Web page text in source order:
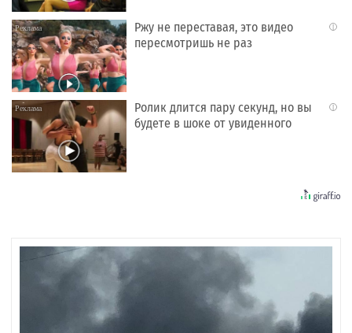
i
Ржу не переставая, это видео
пересмотришь не раз
i
Ролик длится пару секунд, но вы
будете в шоке от увиденного